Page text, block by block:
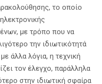
το οποίο
με τρόπο που να
την ιδιωτικότητά
άλλα λόγια, η τεχνική
τον έλεγχο, παράλληλα
στην ιδιωτική σφαίρα